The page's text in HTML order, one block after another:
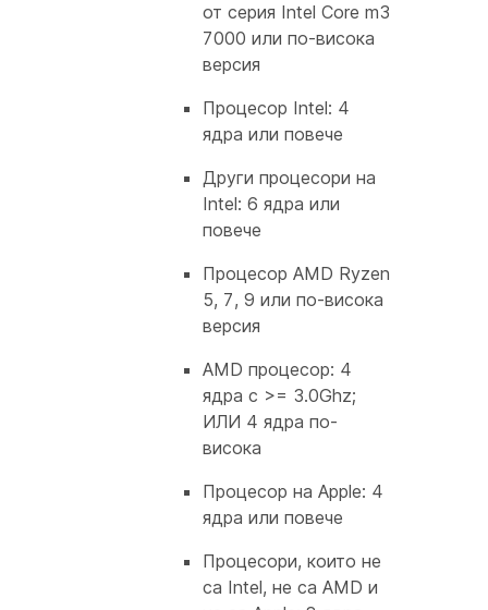
от серия Intel Core m3
7000 или по-висока
версия
Процесор Intel: 4
ядра или повече
Други процесори на
Intel: 6 ядра или
повече
Процесор AMD Ryzen
5, 7, 9 или по-висока
версия
AMD процесор: 4
ядра с >= 3.0Ghz;
ИЛИ 4 ядра по-
висока
Процесор на Apple: 4
ядра или повече
Процесори, които не
са Intel, не са AMD и